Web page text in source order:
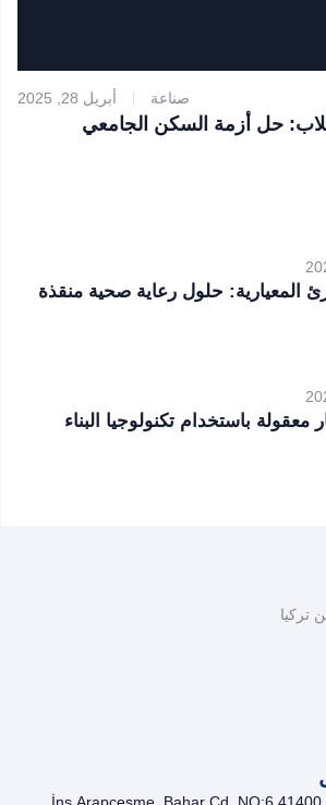
صناعة أبريل 28, 2025
حل أزمة السكن الجامعي
المعيارية: حلول رعاية صحية منقذة
باستخدام تكنولوجيا البناء
تركيا
İnş.Arapçeşme, Bahar Cd. NO:6